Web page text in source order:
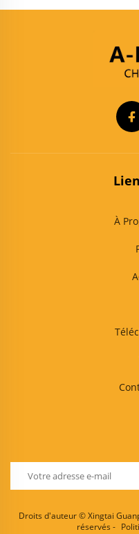
À
Droits d'auteur © Xingtai
réservés -